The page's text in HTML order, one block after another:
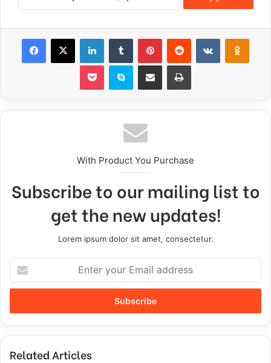
With Product You Purchase
Subscribe to our mailing list to
get the new updates!
Lorem ipsum dolor sit amet, consectetur.
t
r
y
u
Related Articles